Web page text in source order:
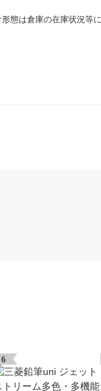
態は倉庫の在庫状況等
6